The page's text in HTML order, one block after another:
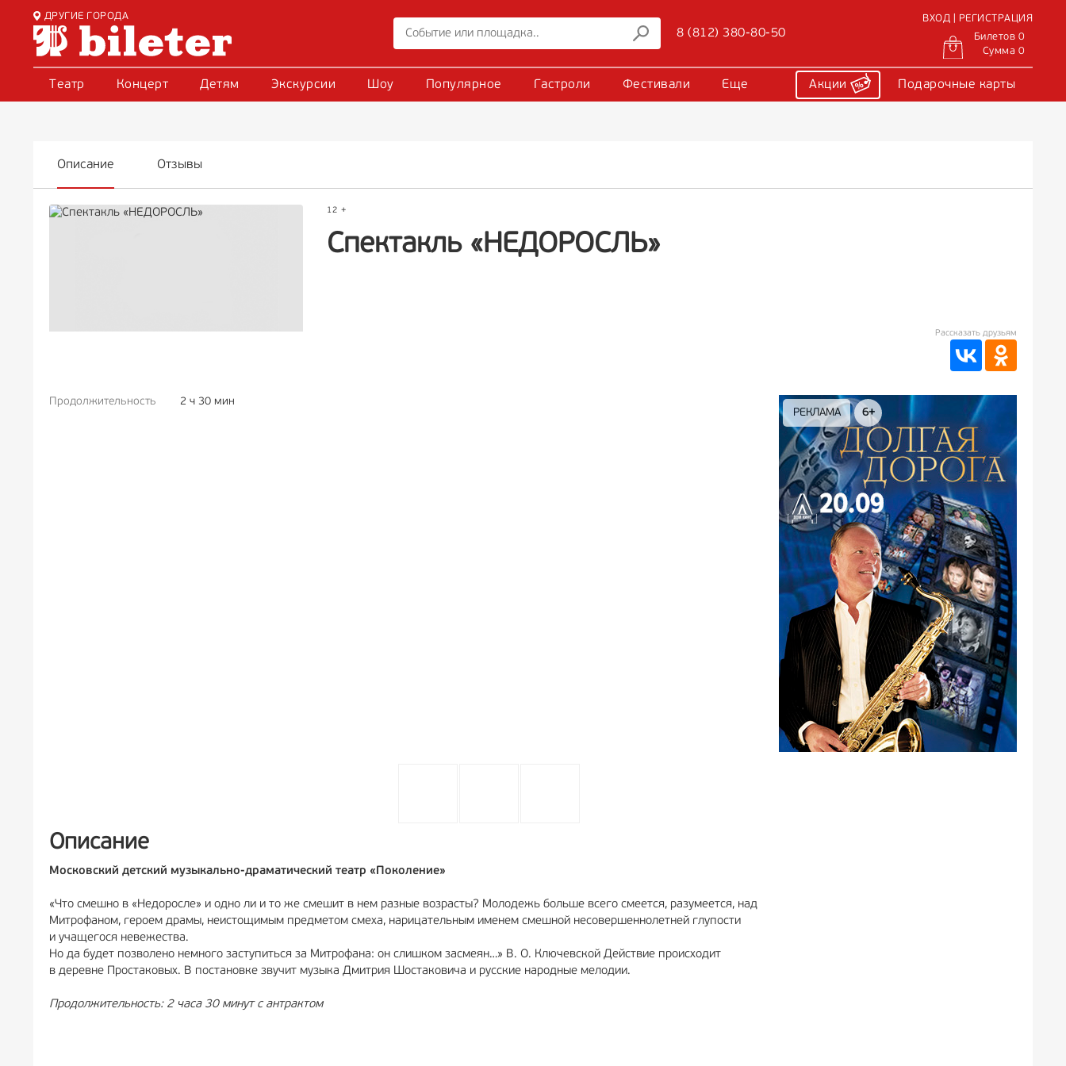
ДРУГИЕ ГОРОДА
8 (812) 380-80-50
ВХОД | РЕГИСТРАЦИЯ
Билетов 0
Сумма 0
Театр Концерт Детям Экскурсии Шоу Популярное Гастроли Фестивали Еще Акции Подарочные карты
Описание Отзывы
12 +
Спектакль «НЕДОРОСЛЬ»
Рассказать друзьям
Продолжительность 2 ч 30 мин
Описание
Московский детский музыкально-драматический театр «Поколение»
«Что смешно в «Недоросле» и одно ли и то же смешит в нем разные возрасты? Молодежь больше всего смеется, разумеется, над
Митрофаном, героем драмы, неистощимым предметом смеха, нарицательным именем смешной несовершеннолетней глупости
и учащегося невежества.
Но да будет позволено немного заступиться за Митрофана: он слишком засмеян…» В. О. Ключевской Действие происходит
в деревне Простаковых. В постановке звучит музыка Дмитрия Шостаковича и русские народные мелодии.
Продолжительность: 2 часа 30 минут с антрактом
РЕКЛАМА 12+